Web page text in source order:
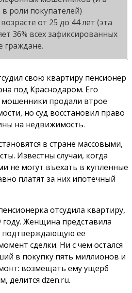
роли покупателей)
от 25 до 44 лет (эта
36% всех зафиксированных
граждане.
свою квартиру пенсионер
под Краснодаром. Его
продали втрое
но суд восстановил право
на недвижимость.
в стране массовыми,
Известны случаи, когда
не могут въехать в купленные
платят за них ипотечный
отсудила квартиру,
Женщина представила
подтверждающую ее
сделки. Ни с чем остался
в покупку пять миллионов и
возмещать ему ущерб
делится dzen.ru.